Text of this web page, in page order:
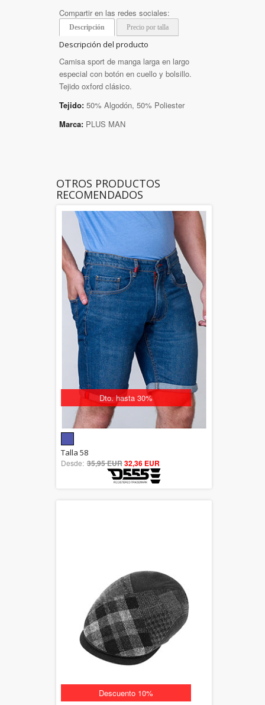
Compartir en las redes sociales:
Descripción Precio por talla
Descripción del producto
Camisa sport de manga larga en largo
especial con botón en cuello y bolsillo.
Tejido oxford clásico.
Tejido: 50% Algodón, 50% Poliester
Marca: PLUS MAN
OTROS PRODUCTOS
RECOMENDADOS
Dto. hasta 30%
out of 5
Talla 58
Desde: 35,95 EUR32,36 EUR
Descuento 10%